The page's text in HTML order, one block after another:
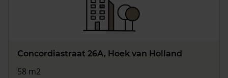
Concordiastraat 26A, Hoek van Holland
58 m2